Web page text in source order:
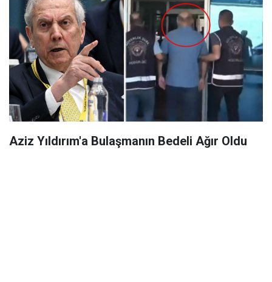
Aziz Yıldırım'a Bulaşmanın Bedeli Ağır Oldu